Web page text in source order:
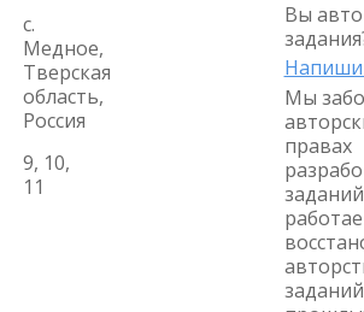
с.
Медное,
Тверская
область,
Россия
9, 10,
11
Вы
Мы
правах
заданий